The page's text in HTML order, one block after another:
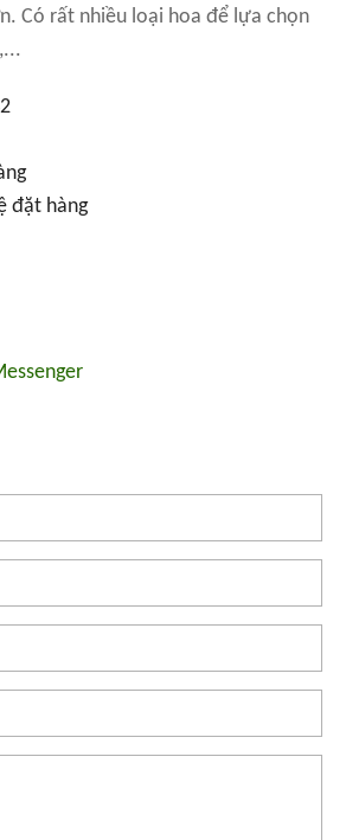
Có rất nhiều loại hoa để lựa chọn
đặt hàng